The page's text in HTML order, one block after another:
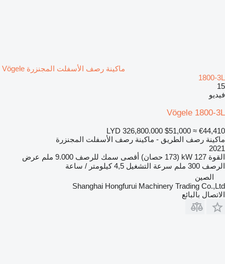
ماكينة رصف الأسفلت المجنزرة Vögele
1800-3L
15
فيديو
Vögele 1800-3L
LYD 326,800.000 $51,000 ≈ €44,410
ماكينة رصف الطريق - ماكينة رصف الأسفلت المجنزرة
2021
القوة 127 kW (173 حصان) أقصى سمك للرصف 9.000 ملم
عرض
الرصف 300 ملم سرعة التشغيل 4,5 كيلومتر / ساعة
الصين
Shanghai Hongfurui Machinery Trading Co.,Ltd
الاتصال بالبائع